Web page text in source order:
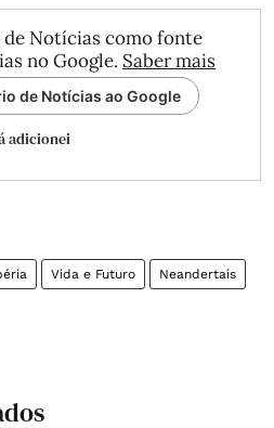
Notícias como fonte
no Google. Saber mais
de Notícias ao Google
adicionei
Vida e Futuro Neandertais